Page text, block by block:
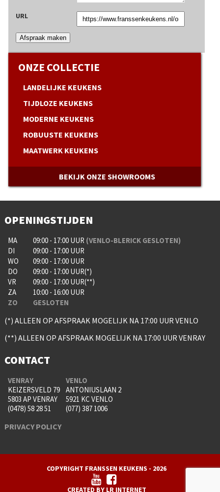
URL
Afspraak maken
ONZE COLLECTIE
LANDELIJKE KEUKENS
TIJDLOZE KEUKENS
MODERNE KEUKENS
ROBUUSTE KEUKENS
MAATWERK KEUKENS
BEKIJK ONZE SHOWROOMS
OPENINGSTIJDEN
MA 09:00 - 17:00 UUR (VENLO-BLERICK GESLOTEN)
DI
09:00 - 17:00 UUR
WO
09:00 - 17:00 UUR
DO
09:00 - 17:00 UUR(*)
VR
09:00 - 17:00 UUR(**)
ZA
10:00 - 16:00 UUR
ZO
GESLOTEN
(*) ALLEEN OP AFSPRAAK MOGELIJK NA 17:00 UUR VENLO
(**) ALLEEN OP AFSPRAAK MOGELIJK NA 17:00 UUR VENRAY
CONTACT
VENRAY
KEIZERSVELD 79
5803 AP VENRAY
(0478) 58 28 51
VENLO
ANTONIUSLAAN 2
5921 KC VENLO
(077) 387 1006
PRIVACY POLICY
COPYRIGHT FRANSSEN KEUKENS - 2026
CREATED BY LR INTERNET